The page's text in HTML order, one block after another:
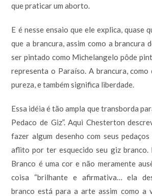
que praticar um aborto.
E é nesse ensaio que ele explica, quase
que a brancura, assim como a brancura
ser pintado como Michelangelo pôde
representa o Paraíso. A brancura,
pureza, e também significa liberdade.
Essa idéia é tão ampla que transborda
Pedaco de Giz”. Aqui Chesterton
fazer algum desenho com seus
aflito por ter esquecido seu giz branco.
Branco é uma cor e não meramente
coisa “brilhante e afirmativa… ela
branco está para a arte assim como a